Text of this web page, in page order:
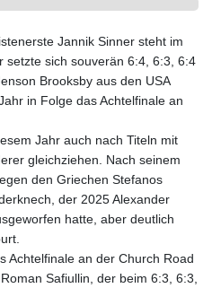
Jannik Sinner steht im
setzte sich souverän 6:4, 6:3, 6:4
Brooksby aus den USA
in Folge das Achtelfinale an
Jahr auch nach Titeln mit
gleichziehen. Nach seinem
den Griechen Stefanos
der 2025 Alexander
hatte, aber deutlich
Achtelfinale an der Church Road
Safiullin, der beim 6:3, 6:3,